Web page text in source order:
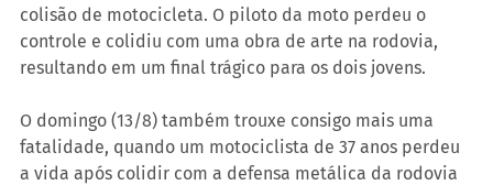
colisão de motocicleta. O piloto da moto perdeu o
controle e colidiu com uma obra de arte na rodovia,
resultando em um final trágico para os dois jovens.
O domingo (13/8) também trouxe consigo mais uma
fatalidade, quando um motociclista de 37 anos perdeu
a vida após colidir com a defensa metálica da rodovia